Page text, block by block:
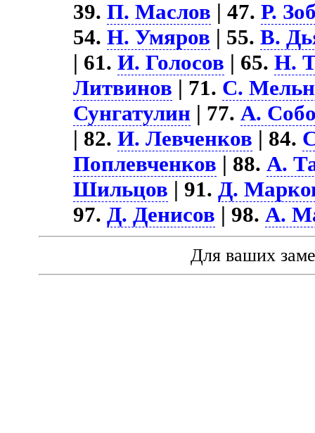
39.П. Маслов | 47.Р.
54.Н. Умяров | 55.В.
| 61.И. Голосов | 65.Н.
Литвинов | 71. С.
Сунгатулин | 77.А.
| 82.И. Левченков | 84.
Поплевченков | 88.А.
Шильцов | 91.Д.
97.Д. Денисов | 98.А.
Для ваших